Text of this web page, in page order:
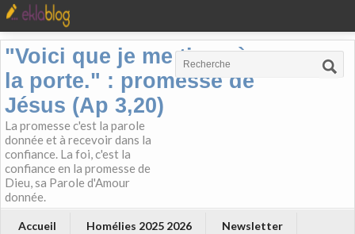
"Voici que je me tiens à
la porte." : promesse de
Jésus (Ap 3,20)
La promesse c'est la parole
donnée et à recevoir dans la
confiance. La foi, c'est la
confiance en la promesse de
Dieu, sa Parole d'Amour
donnée.
Accueil Homélies 2025 2026
Newsletter